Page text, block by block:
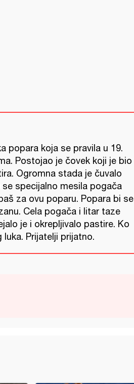
popara koja se pravila u 19.
Postojao je čovek koji je bio
Ogromna stada je čuvalo
specijalno mesila pogača
za ovu poparu. Popara bi se
Cela pogača i litar taze
je i okrepljivalo pastire. Ko
Prijatelji prijatno.